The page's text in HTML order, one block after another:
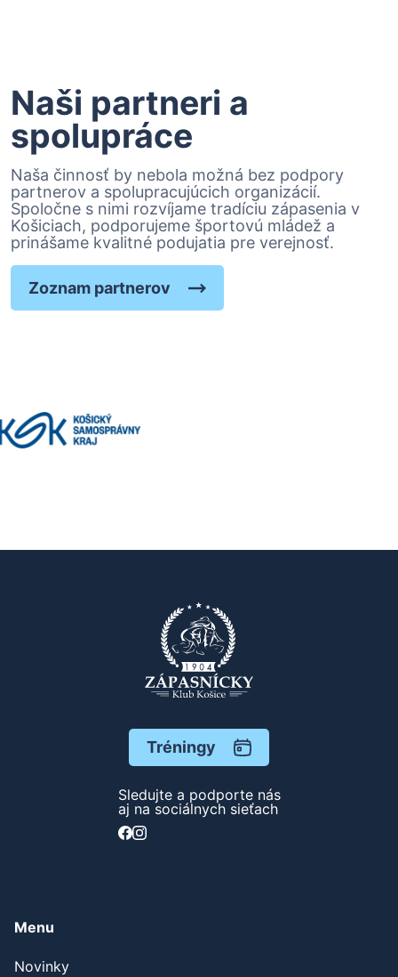
Naši partneri a
spolupráce
Naša činnosť by nebola možná bez podpory
partnerov a spolupracujúcich organizácií.
Spoločne s nimi rozvíjame tradíciu zápasenia v
Košiciach, podporujeme športovú mládež a
prinášame kvalitné podujatia pre verejnosť.
Zoznam partnerov
Tréningy
Sledujte a podporte nás
aj na sociálnych sieťach
Menu
Novinky